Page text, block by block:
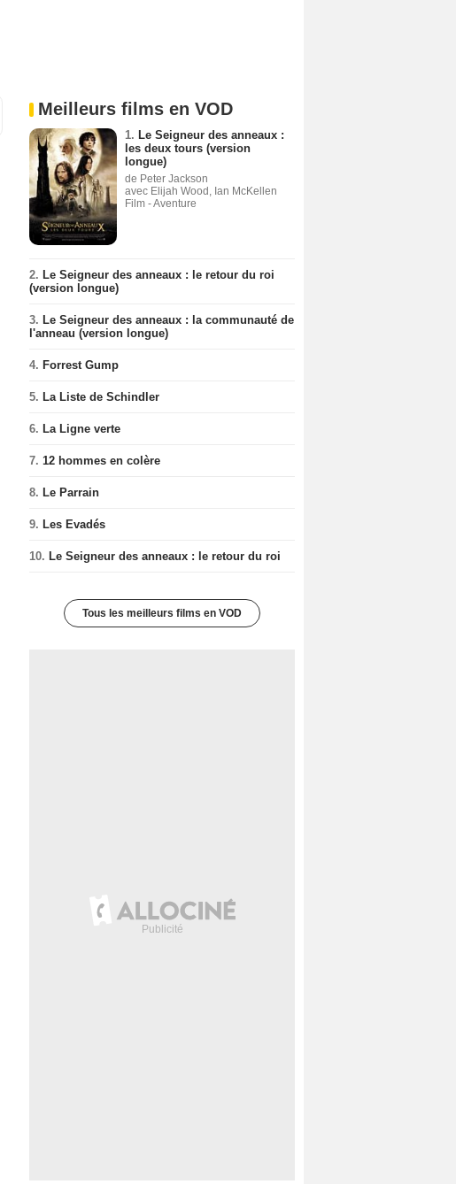
Meilleurs films en VOD
1. Le Seigneur des anneaux :
les deux tours (version
longue)
de Peter Jackson
avec Elijah Wood, Ian McKellen
Film - Aventure
2. Le Seigneur des anneaux : le retour du roi
(version longue)
3. Le Seigneur des anneaux : la communauté de
l'anneau (version longue)
4. Forrest Gump
5. La Liste de Schindler
6. La Ligne verte
7. 12 hommes en colère
8. Le Parrain
9. Les Evadés
10. Le Seigneur des anneaux : le retour du roi
Tous les meilleurs films en VOD